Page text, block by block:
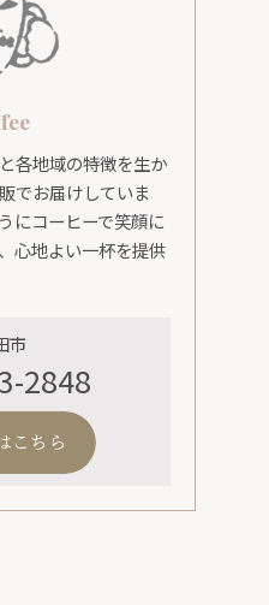
各地域の特徴を生か
でお届けしていま
にコーヒーで笑顔に
心地よい一杯を提供
市
2848
こちら